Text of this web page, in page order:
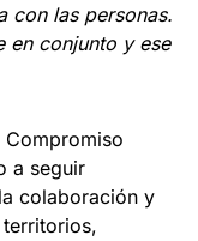
con las personas.
en conjunto y ese
Compromiso
a seguir
colaboración y